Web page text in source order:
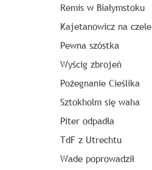
Remis w Białymstoku
Kajetanowicz na czele
Pewna szóstka
Wyścig zbrojeń
Pożegnanie Cieślika
Sztokholm się waha
Piter odpadła
TdF z Utrechtu
Wade poprowadził